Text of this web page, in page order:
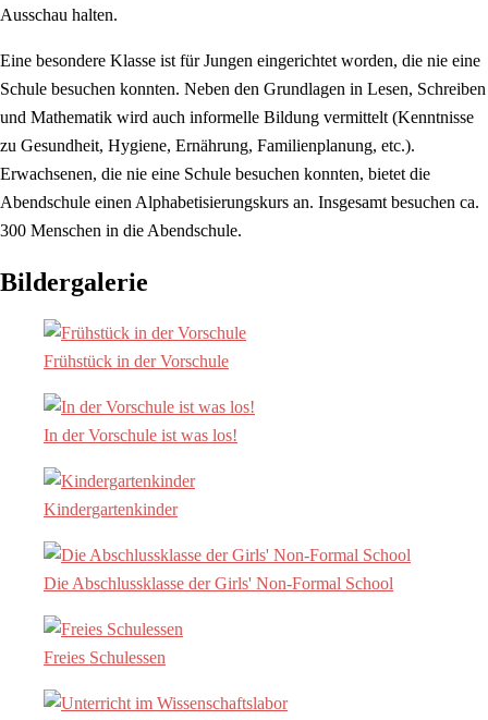
Ausschau halten.
Eine besondere Klasse ist für Jungen eingerichtet worden, die nie eine
Schule besuchen konnten. Neben den Grundlagen in Lesen, Schreiben
und Mathematik wird auch informelle Bildung vermittelt (Kenntnisse
zu Gesundheit, Hygiene, Ernährung, Familienplanung, etc.).
Erwachsenen, die nie eine Schule besuchen konnten, bietet die
Abendschule einen Alphabetisierungskurs an. Insgesamt besuchen ca.
300 Menschen in die Abendschule.
Bildergalerie
Frühstück in der Vorschule
In der Vorschule ist was los!
Kindergartenkinder
Die Abschlussklasse der Girls' Non-Formal School
Freies Schulessen